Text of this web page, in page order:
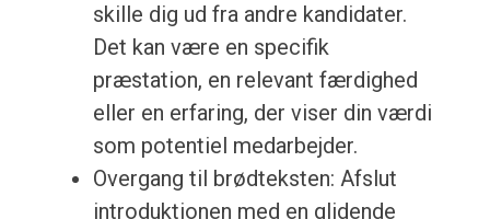
skille dig ud fra andre kandidater.
Det kan være en specifik
præstation, en relevant færdighed
eller en erfaring, der viser din værdi
som potentiel medarbejder.
Overgang til brødteksten: Afslut
introduktionen med en glidende